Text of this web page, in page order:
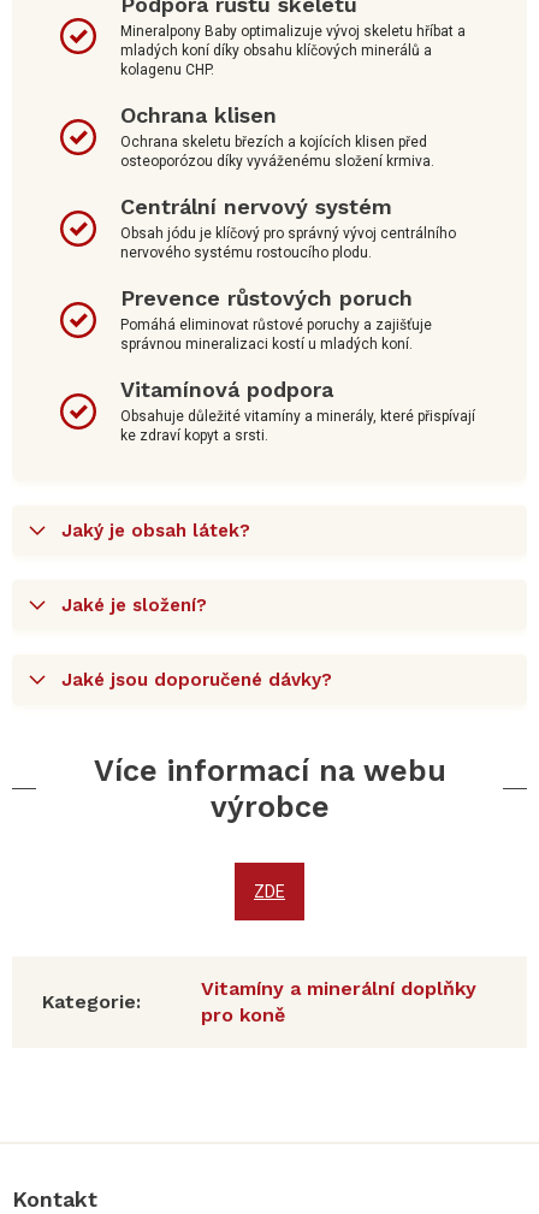
Mineralpony Baby optimalizuje vývoj skeletu hříbat a
mladých koní díky obsahu klíčových minerálů a
kolagenu CHP.
Ochrana klisen
Ochrana skeletu březích a kojících klisen před
osteoporózou díky vyváženému složení krmiva.
Centrální nervový systém
Obsah jódu je klíčový pro správný vývoj centrálního
nervového systému rostoucího plodu.
Prevence růstových poruch
Pomáhá eliminovat růstové poruchy a zajišťuje
správnou mineralizaci kostí u mladých koní.
Vitamínová podpora
Obsahuje důležité vitamíny a minerály, které přispívají
ke zdraví kopyt a srsti.
Jaký je obsah látek?
Jaké je složení?
Jaké jsou doporučené dávky?
Více informací na webu
výrobce
ZDE
Kategorie:
Vitamíny a minerální doplňky
pro koně
Kontakt